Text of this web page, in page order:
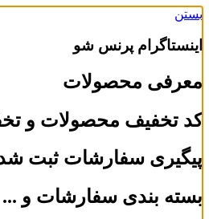
بستن
اینستاگرام پرنس شو
معرفی محصولات
کد تخفیف محصولات و
پیگیری سفارشات ثبت
بسته بندی سفارشات و ...